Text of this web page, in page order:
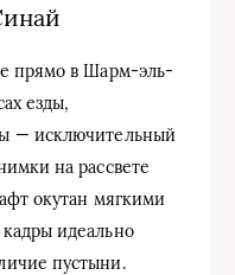
прямо в Шарм-эль-
езды,
— исключительный
на рассвете
окутан мягкими
идеально
пустыни.